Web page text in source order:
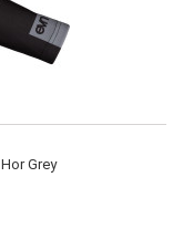
Grey